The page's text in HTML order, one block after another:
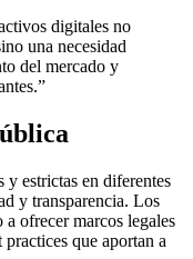
digitales no
una necesidad
del mercado y
y estrictas en diferentes
y transparencia. Los
a ofrecer marcos legales
que aportan a